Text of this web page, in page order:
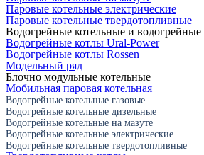
Паровые котельные электрические
Паровые котельные твердотопливные
Водогрейные котельные и водогрейные
Водогрейные котлы Ural-Power
Водогрейные котлы Rossen
Модельный ряд
Блочно модульные котельные
Мобильная паровая котельная
Водогрейные котельные газовые
Водогрейные котельные дизельные
Водогрейные котельные на мазуте
Водогрейные котельные электрические
Водогрейные котельные твердотопливные